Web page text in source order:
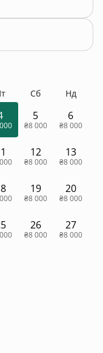
та
Сб Нд
5
₴8 000
6
₴8 000
12
₴8 000
13
₴8 000
19
₴8 000
20
₴8 000
26
₴8 000
27
₴8 000